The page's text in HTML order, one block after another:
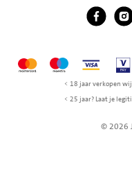
Volg ons
Jumbo
MastercardMaestroVisa Vpay
< 18 jaar verkopen
< 25 jaar? Laat je
© 2026